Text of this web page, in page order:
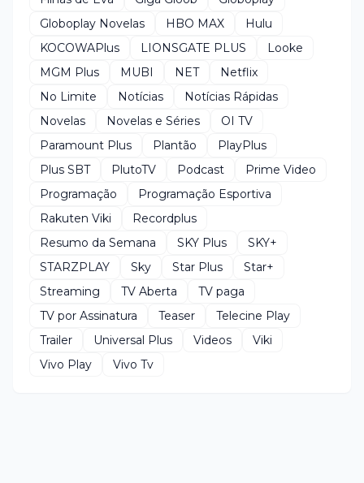
Globoplay Novelas
HBO MAX
Hulu
KOCOWAPlus
LIONSGATE PLUS
Looke
MGM Plus
MUBI NET
Netflix
No Limite
Notícias
Notícias Rápidas
Novelas
Novelas e Séries
OI TV
Paramount Plus
Plantão
PlayPlus
Plus SBT
PlutoTV Podcast
Prime Video
Programação
Programação Esportiva
Rakuten Viki
Recordplus
Resumo da Semana
SKY Plus
SKY+
STARZPLAY
Sky Star Plus
Star+
Streaming
TV Aberta
TV paga
TV por Assinatura
Teaser
Telecine Play
Trailer
Universal Plus Videos
Viki
Vivo Play
Vivo Tv